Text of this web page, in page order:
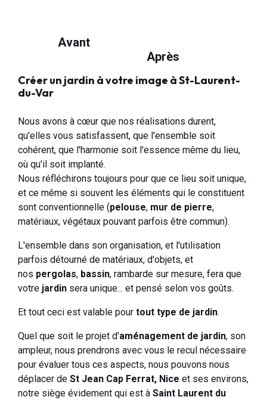
Avant
Après
Créer un jardin à votre image à St-Laurent-
du-Var
Nous avons à cœur que nos réalisations durent,
qu'elles vous satisfassent, que l'ensemble soit
cohérent, que l'harmonie soit l'essence même du lieu,
où qu'il soit implanté.
Nous réfléchirons toujours pour que ce lieu soit unique,
et ce même si souvent les éléments qui le constituent
sont conventionnelle (pelouse, mur de pierre,
matériaux, végétaux pouvant parfois être commun).
L'ensemble dans son organisation, et l'utilisation
parfois détourné de matériaux, d'objets, et
nos pergolas, bassin, rambarde sur mesure, fera que
votre jardin sera unique... et pensé selon vos goûts.
Et tout ceci est valable pour tout type de jardin.
Quel que soit le projet d'aménagement de jardin, son
ampleur, nous prendrons avec vous le recul nécessaire
pour évaluer tous ces aspects, nous pouvons nous
déplacer de St Jean Cap Ferrat, Nice et ses environs,
notre siège évidement qui est à Saint Laurent du